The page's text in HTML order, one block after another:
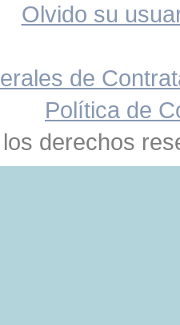
Olvido su
de
Política de
derechos